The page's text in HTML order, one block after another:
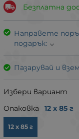
Безплатна
Направете
подарък:
Пазарувай и
Избери вариант
Опаковка
12 x 85 г
12 x 85 г